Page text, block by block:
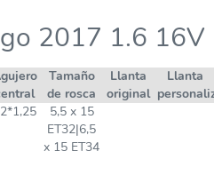
2017 1.6 16V
Tamaño
de rosca
Llanta
original
Llanta
5,5 x 15
ET32|6,5
x 15 ET34